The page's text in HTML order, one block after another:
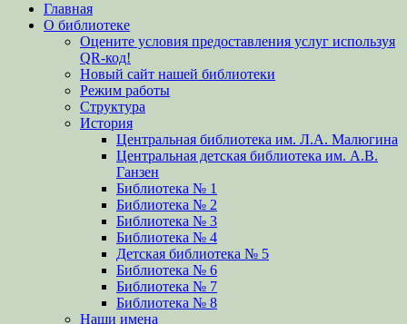
вверх
Главная
О библиотеке
Оцените условия предоставления услуг используя
QR-код!
Новый сайт нашей библиотеки
Режим работы
Структура
История
Центральная библиотека им. Л.А. Малюгина
Центральная детская библиотека им. А.В.
Ганзен
Библиотека № 1
Библиотека № 2
Библиотека № 3
Библиотека № 4
Детская библиотека № 5
Библиотека № 6
Библиотека № 7
Библиотека № 8
Наши имена